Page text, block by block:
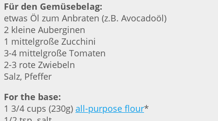
Für den Gemüsebelag:
etwas Öl zum Anbraten (z.B. Avocadoöl)
2 kleine Auberginen
1 mittelgroße Zucchini
3-4 mittelgroße Tomaten
2-3 rote Zwiebeln
Salz, Pfeffer
For the base:
1 3/4 cups (230g) all-purpose flour*